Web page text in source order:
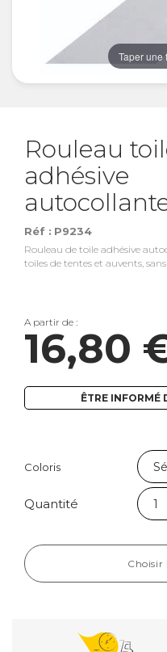
Taper une
Rouleau
adhésive
Réf : P9234
Rouleau de toile adhésive
toiles de tentes et auvents,
A partir de :
16,80
ÊTRE INFORMÉ
Coloris
Quantité
Choisir